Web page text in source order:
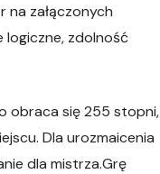
na załączonych
logiczne, zdolność
obraca się 255 stopni,
Dla urozmaicenia
dla mistrza.Grę